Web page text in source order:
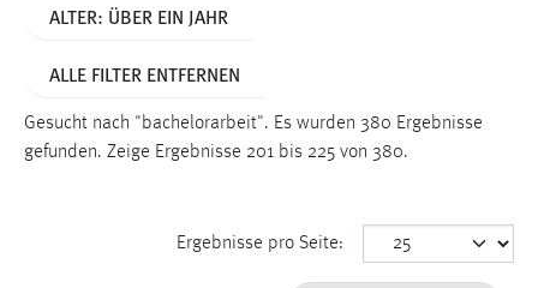
ALTER: ÜBER EIN JAHR
ALLE FILTER ENTFERNEN
Gesucht nach "bachelorarbeit". Es wurden 380 Ergebnisse
gefunden. Zeige Ergebnisse 201 bis 225 von 380.
Ergebnisse pro Seite:
Funktionen und sind für die einwandfreie Funktion der
Name:
Dieser Cookie speichert die ausgewählten Einverständnis-